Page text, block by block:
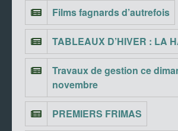
Films fagnards d’autrefois
TABLEAUX D’HIVER : LA
Travaux de gestion ce
novembre
PREMIERS FRIMAS